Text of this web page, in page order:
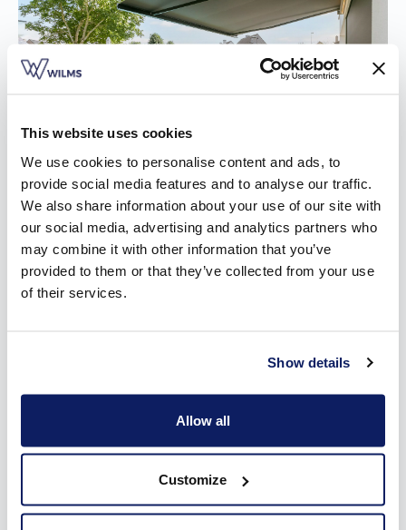
This website uses cookies
We use cookies to personalise content and ads, to
provide social media features and to analyse our traffic.
We also share information about your use of our site with
our social media, advertising and analytics partners who
may combine it with other information that you’ve
provided to them or that they’ve collected from your use
of their services.
Show details
Allow all
Customize
Kies uit drie types zonneluifels
Je vindt drie types zonneluifels in het aanbod van Wilms. Stuk
gooit de traditionele ronde vormen van de kast
ontwerp. Van landelijk en rustiek tot modern en strak, voor
elke renovatie- of nieuwbouwwoning is dit een ideaal
design. Bovendien maak je het telkens weer gezellig onder
Alle kenmerken van de 700LX komen ook terug in de 700X,